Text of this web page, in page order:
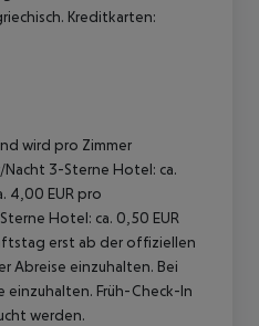
Kreditkarten:
wird pro Zimmer
3-Sterne Hotel: ca.
4,00 EUR pro
Hotel: ca. 0,50 EUR
erst ab der offiziellen
Abreise einzuhalten. Bei
Früh-Check-In
werden.